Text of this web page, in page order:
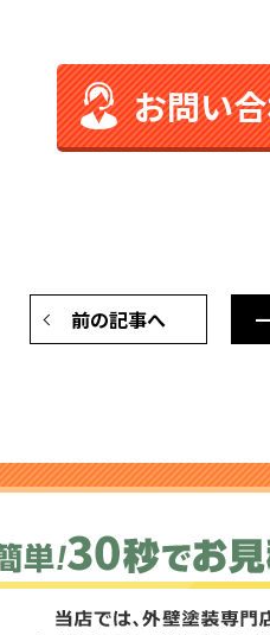
お問い
前の記事へ